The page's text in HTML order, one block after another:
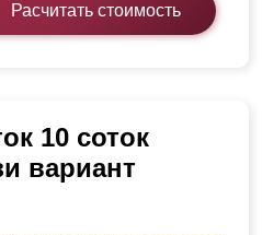
Расчитать стоимость
10 соток
вариант